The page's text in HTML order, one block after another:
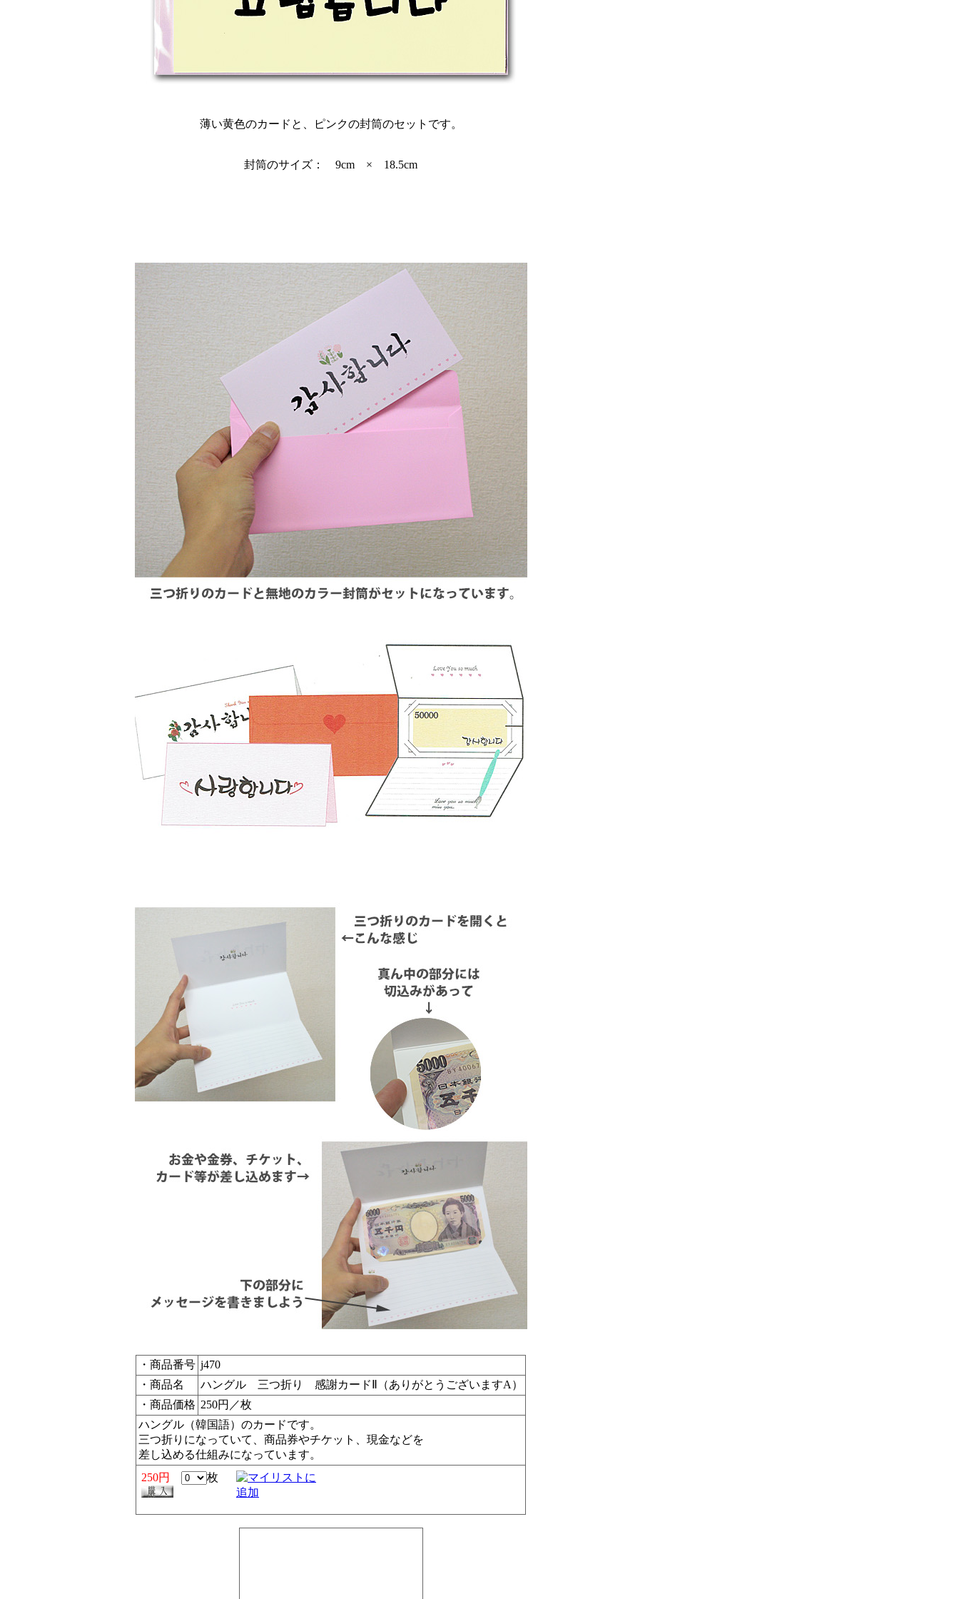
薄い黄色のカードと、ピンクの封筒のセットです。
封筒のサイズ： 9cm × 18.5cm
・商品番号 j470
・商品名
ハングル 三つ折り 感謝カードⅡ（ありがとうございますA）
・商品価格 250円／枚
ハングル（韓国語）のカードです。
三つ折りになっていて、商品券やチケット、現金などを
差し込める仕組みになっています。
250円
枚